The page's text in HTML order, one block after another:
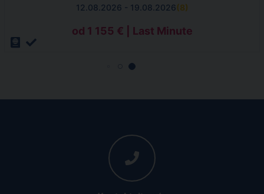
12.08.2026 - 19.08.2026(8)
od 1 155 € | Last Minute